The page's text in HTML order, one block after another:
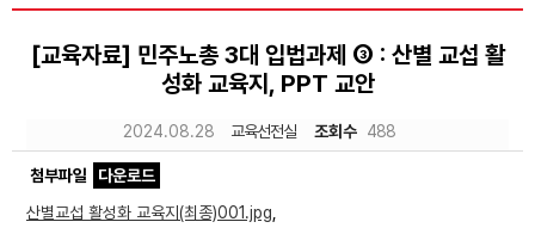
[교육자료] 민주노총 3대 입법과제 ③ : 산별 교섭 활
성화 교육지, PPT 교안
2024.08.28 교육선전실 조회수 488
첨부파일
다운로드
산별교섭 활성화 교육지(최종)001.jpg
문서자료
이미지자료
Sketchbook5, 스케치북5